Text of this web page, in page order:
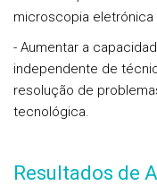
microscopia eletrónica
- Aumentar a
independente de
resolução de
tecnológica.
Resultados de